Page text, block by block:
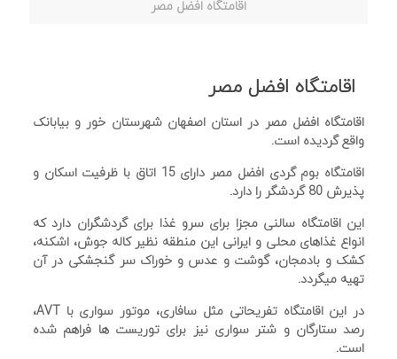
اقامتگاه افضل مصر
اقامتگاه افضل مصر
اقامتگاه افضل مصر در استان اصفهان شهرستان خور و بیابانک
واقع گردیده است.
اقامتگاه بوم گردی افضل مصر دارای 15 اتاق با ظرفیت اسکان و
پذیرش 80 گردشگر را دارد.
این اقامتگاه سالنی مجزا برای سرو غذا برای گردشگران دارد که
انواع غذاهای محلی و ایرانی این منطقه نظیر کاله جوش، اشکنه،
کشک و بادمجان، گوشت و عدس و خوراک سر گنجشکی در آن
تهیه میگردد.
در این اقامتگاه تفریحاتی مثل سافاری، موتور سواری با AVT،
رصد ستارگان و شتر سواری نیز برای توریست ها فراهم شده
است.